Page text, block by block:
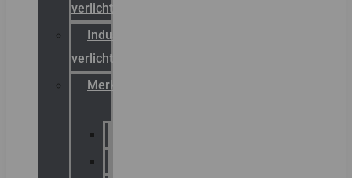
verlichting
Industriële
verlichting
Merken